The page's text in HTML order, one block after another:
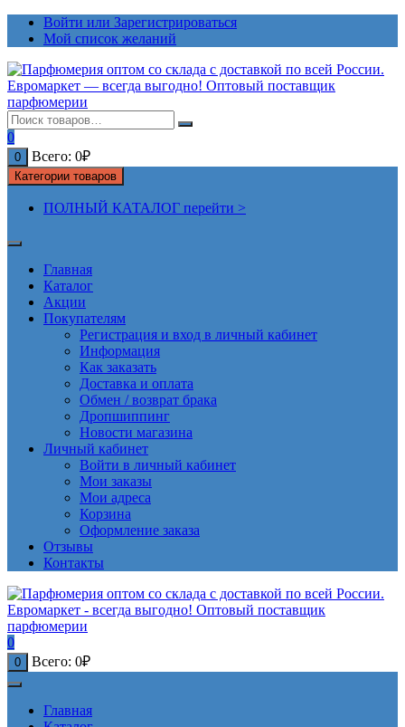
ПерейтиВойти или Зарегистрироваться
Мой список желаний
0
0 Всего: 0₽
Категории товаров
ПОЛНЫЙ КАТАЛОГ перейти >
Главная
Каталог
Акции
Покупателям
Регистрация и вход в личный кабинет
Информация
Как заказать
Доставка и оплата
Обмен / возврат брака
Дропшиппинг
Новости магазина
Личный кабинет
Войти в личный кабинет
Мои заказы
Мои адреса
Корзина
Оформление заказа
Отзывы
Контакты
0
0 Всего: 0₽
Главная